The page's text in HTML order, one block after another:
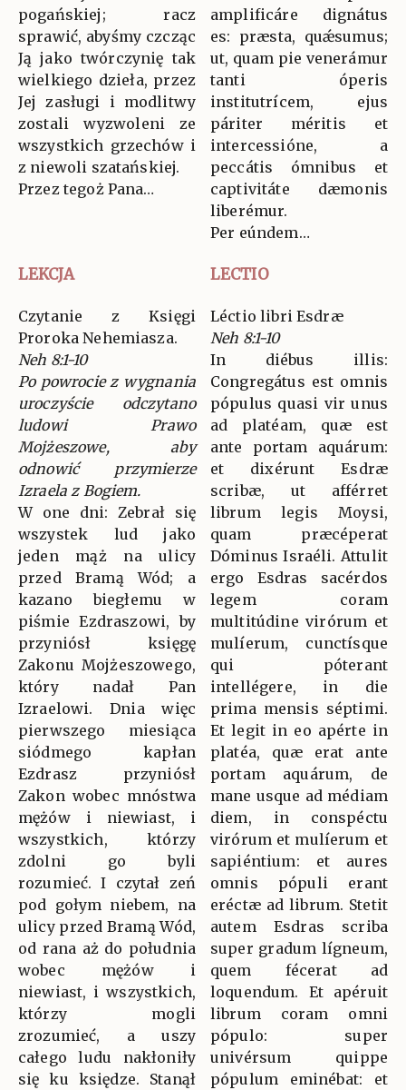
pogańskiej; racz
sprawić, abyśmy czcząc
Ją jako twórczynię tak
wielkiego dzieła, przez
Jej zasługi i modlitwy
zostali wyzwoleni ze
wszystkich grzechów i
z niewoli szatańskiej.
Przez tegoż Pana…
amplificáre dignátus
es: præsta, quǽsumus;
ut, quam pie venerámur
tanti óperis
institutrícem, ejus
páriter méritis et
intercessióne, a
peccátis ómnibus et
captivitáte dæmonis
liberémur.
Per eúndem…
LEKCJA LECTIO
Czytanie z Księgi
Proroka Nehemiasza.
Neh 8:1-10
Po powrocie z wygnania
uroczyście odczytano
ludowi Prawo
Mojżeszowe, aby
odnowić przymierze
Izraela z Bogiem.
W one dni: Zebrał się
wszystek lud jako
jeden mąż na ulicy
przed Bramą Wód; a
kazano biegłemu w
piśmie Ezdraszowi, by
przyniósł księgę
Zakonu Mojżeszowego,
który nadał Pan
Izraelowi. Dnia więc
pierwszego miesiąca
siódmego kapłan
Ezdrasz przyniósł
Zakon wobec mnóstwa
mężów i niewiast, i
wszystkich, którzy
zdolni go byli
rozumieć. I czytał zeń
pod gołym niebem, na
ulicy przed Bramą Wód,
od rana aż do południa
wobec mężów i
niewiast, i wszystkich,
którzy mogli
zrozumieć, a uszy
całego ludu nakłoniły
się ku księdze. Stanął
Léctio libri Esdræ
Neh 8:1-10
In diébus illis:
Congregátus est omnis
pópulus quasi vir unus
ad platéam, quæ est
ante portam aquárum:
et dixérunt Esdræ
scribæ, ut afférret
librum legis Moysi,
quam præcéperat
Dóminus Israéli. Attulit
ergo Esdras sacérdos
legem coram
multitúdine virórum et
mulíerum, cunctísque
qui póterant
intellégere, in die
prima mensis séptimi.
Et legit in eo apérte in
platéa, quæ erat ante
portam aquárum, de
mane usque ad médiam
diem, in conspéctu
virórum et mulíerum et
sapiéntium: et aures
omnis pópuli erant
eréctæ ad librum. Stetit
autem Esdras scriba
super gradum lígneum,
quem fécerat ad
loquendum. Et apéruit
librum coram omni
pópulo: super
univérsum quippe
pópulum eminébat: et